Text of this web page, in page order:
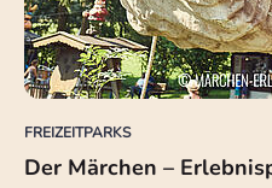
FREIZEITPARKS
Der Märchen –